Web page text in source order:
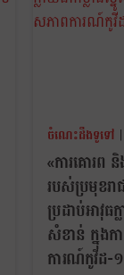
ចំណេះដឹងទូទៅ |
«ការគោរព
របស់ប្រមុខរា
ប្រដាប់អាវុធ
សំខាន់ ក្នុងក
ការណ៍កូវីដ-